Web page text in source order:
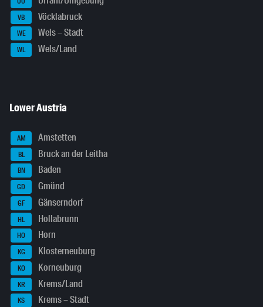
VB Vöcklabruck
WE Wels – Stadt
WL Wels/Land
Lower Austria
AM Amstetten
BL Bruck an der Leitha
BN Baden
GD Gmünd
GF Gänserndorf
HL Hollabrunn
HO Horn
KG Klosterneuburg
KO Korneuburg
KR Krems/Land
KS Krems – Stadt